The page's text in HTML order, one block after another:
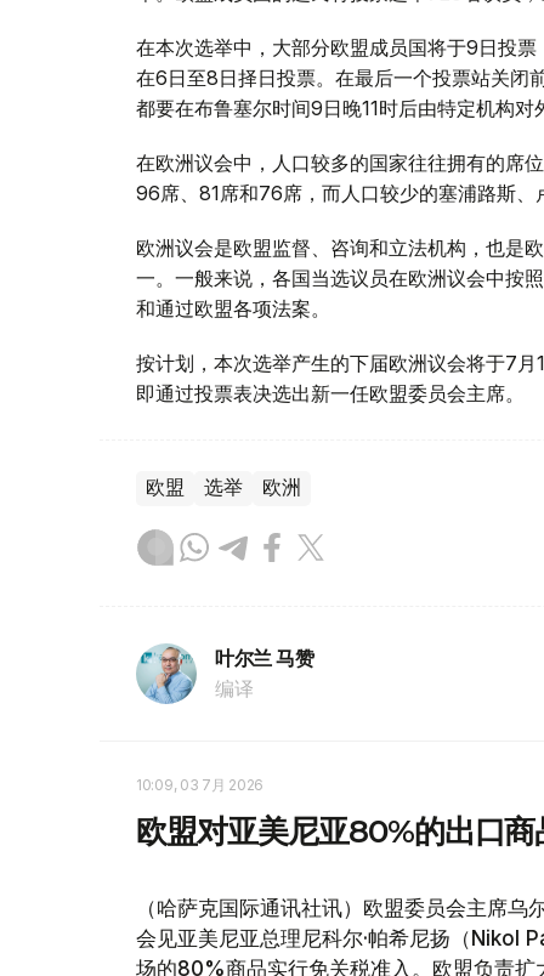
在本次选举中，大部分欧盟成员国将于9日投
在6日至8日择日投票。在最后一个投票站关闭
都要在布鲁塞尔时间9日晚11时后由特定机构对
在欧洲议会中，人口较多的国家往往拥有的席
96席、81席和76席，而人口较少的塞浦路斯
欧洲议会是欧盟监督、咨询和立法机构，也是
一。一般来说，各国当选议员在欧洲议会中按
和通过欧盟各项法案。
按计划，本次选举产生的下届欧洲议会将于7
即通过投票表决选出新一任欧盟委员会主席。
欧盟 选举 欧洲
叶尔兰 马赞
编译
10:09, 03 7月 2026
欧盟对亚美尼亚80%的出口
（哈萨克国际通讯社讯）欧盟委员会主席
会见亚美尼亚总理尼科尔·帕希尼扬（Nikol
场的80%商品实行免关税准入。欧盟负责